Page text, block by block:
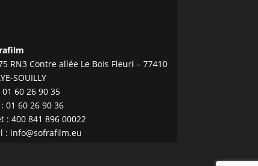
RN3 Contre allée Le Bois Fleuri – 77410
SOUILLY
01 60 26 90 35
: 01 60 26 90 36
: 400 841 896 00022
: info@sofrafilm.eu